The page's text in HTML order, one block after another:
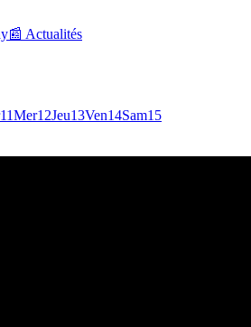
📰 Actualités
11Mer12Jeu13Ven14Sam15